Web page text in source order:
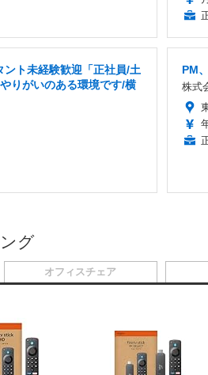
ト未経験歓迎「正社員/土
りがいのある環境です/横
PM
株式
グ
オフィスチェア